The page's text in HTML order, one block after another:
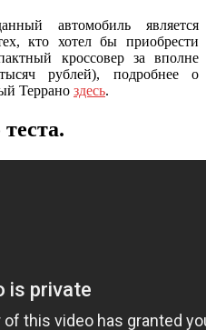
автомобиль является
кто хотел бы приобрести
кроссовер за вполне
рублей), подробнее о
Террано здесь.